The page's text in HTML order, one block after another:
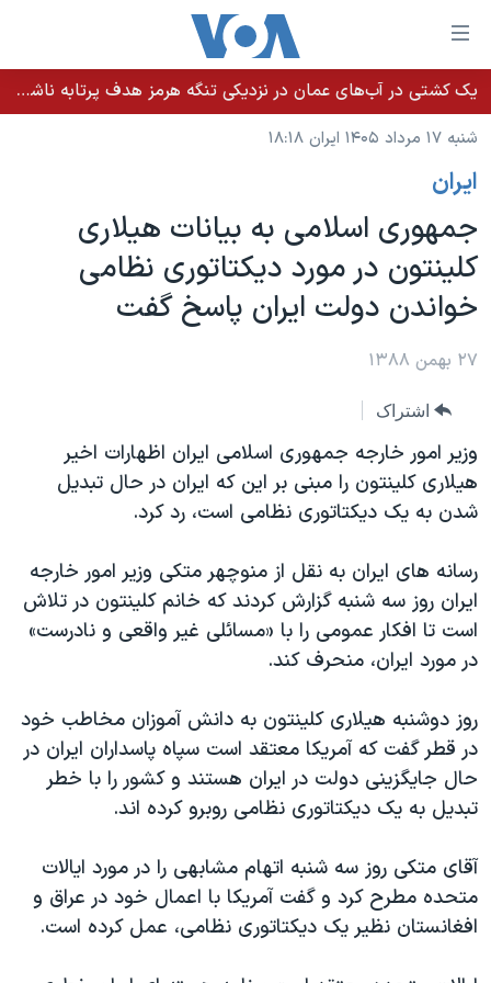
لینکهای
قابل
دسترسی
جهش
محتوای
اصلی
جهش
صفحه
جهش
خانه
نسخه سبک وب‌سایت
موضوع ها
ایران
آمریکا
جهان
ورزشی
ویدیوها
فرهنگ و زندگی
علم و فناوری
اسرائیل در جنگ
گالری عکس
آرشیو پخش زنده
برنامه های تلویزیونی
جدول برنامه ها
صفحه‌های ویژه
جام جهانی ۲۰۲۶
بایگانی برنامه‌های تلویزیونی
مستندها
حمله جمهوری اسلامی به اسرائیل
رمز مهسا
ورزش زنان در ایران
اعتراضات زن، زندگی، آزادی
مجموعه مستندهای دادخواهی
تریبونال مردمی آبان ۹۸
چهل سال گروگان‌گیری
قانون شفافیت دارائی کادر رهبری ایران
فرکانس‌های صدای آمریکا
پخش رادیویی
یادگیری زبان انگلیسی
دنبال کنید
زبانهای مختلف
یک کشتی در آب‌های عمان در نزدیکی تنگه هرمز هدف پرتابه ناشناس قرار گرفت
شنبه ۱۷ مرداد ۱۴۰۵ ایران ۱۸:۱۸
ايران
جمهوری اسلامی به بيانات هيلاری
کلينتون در مورد ديکتاتوری نظامی
خواندن دولت ايران پاسخ گفت
۲۷ بهمن ۱۳۸۸
اشتراک
وزير امور خارجه جمهوری اسلامی ايران اظهارات اخير
هيلاری کلينتون را مبنی بر اين که ايران در حال تبديل
شدن به يک ديکتاتوری نظامی است، رد کرد.
رسانه های ايران به نقل از منوچهر متکی وزير امور خارجه
ايران روز سه شنبه گزارش کردند که خانم کلينتون در تلاش
است تا افکار عمومی را با «مسائلی غير واقعی و نادرست»
در مورد ايران، منحرف کند.
روز دوشنبه هيلاری کلينتون به دانش آموزان مخاطب خود
در قطر گفت که آمريکا معتقد است سپاه پاسداران ايران در
حال جايگزينی دولت در ايران هستند و کشور را با خطر
تبديل به يک ديکتاتوری نظامی روبرو کرده اند.
آقای متکی روز سه شنبه اتهام مشابهی را در مورد ايالات
متحده مطرح کرد و گفت آمريکا با اعمال خود در عراق و
افغانستان نظير يک ديکتاتوری نظامی، عمل کرده است.